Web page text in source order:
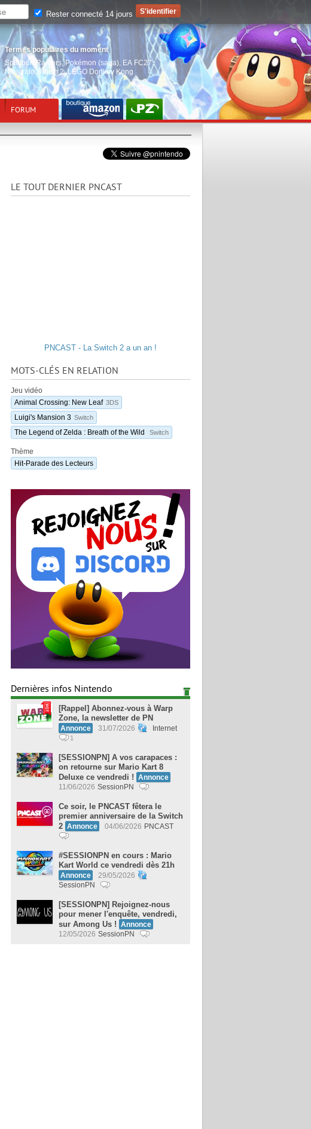
Termes populaires du moment
Splatoon Raiders, Pokémon (saga) EA FC27,
Nintendo Switch 2,LEGO Donkey Kong
FORUM
LE TOUT DERNIER PNCAST
PNCAST - La Switch 2 a un an !
MOTS-CLÉS EN RELATION
Jeu vidéo
Animal Crossing: New Leaf 3DS
Luigi's Mansion 3 Switch
The Legend of Zelda : Breath of the Wild Switch
Thème
Hit-Parade des Lecteurs
Dernières infos Nintendo
[Rappel] Abonnez-vous à Warp
Zone, la newsletter de PN
Annonce 31/07/2026 Internet
1
[SESSIONPN] A vos carapaces :
on retourne sur Mario Kart 8
Deluxe ce vendredi !
Annonce
11/06/2026 SessionPN
Ce soir, le PNCAST fêtera le
premier anniversaire de la Switch
2 Annonce 04/06/2026 PNCAST
#SESSIONPN en cours : Mario
Kart World ce vendredi dès 21h
Annonce
29/05/2026
SessionPN
[SESSIONPN] Rejoignez-nous
pour mener l'enquête, vendredi,
sur Among Us !
Annonce
12/05/2026 SessionPN
Rester connecté 14 jours